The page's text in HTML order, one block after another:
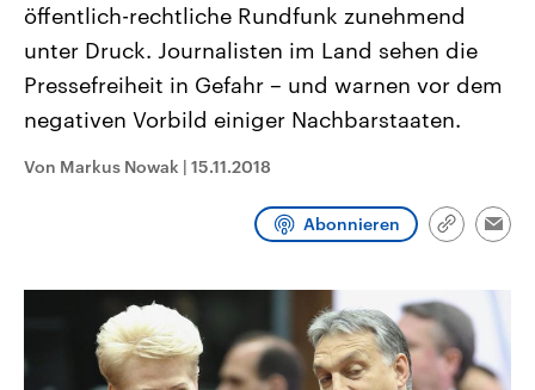
Landtagswahl Sachsen-Anhalt
2026
Alle Informationen
Sachsen-Anhalt wählt am 6.
September 2026 einen neuen
Landtag. Seit 2021 wird das
Bundesland von einer Koalition aus
CDU, SPD und FDP regiert.-
Wahlprogramme, aktuelle Berichte
und Hintergründe zu den Parteien
USA
Aktuelle Beiträge,
Hintergründe
Wirtschaftlich und
gehören die Vereinigten
Programm Podcasts
Audio-Archiv
öffentlich-rechtliche Rundfunk zunehmend
unter Druck. Journalisten im Land sehen die
Pressefreiheit in Gefahr – und warnen vor dem
negativen Vorbild einiger Nachbarstaaten.
Von Markus Nowak | 15.11.2018
Abonnieren
Link